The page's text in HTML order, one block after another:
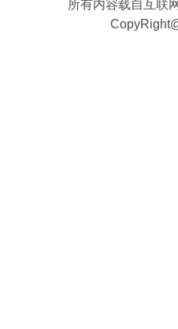
所有内容载自互联